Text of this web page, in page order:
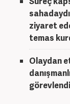
ziyaret
temas
Olaydan